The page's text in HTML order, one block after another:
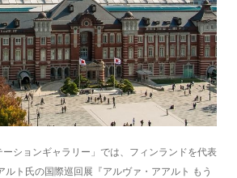
ションギャラリー」では、フィンランドを代表
ルト氏の国際巡回展『アルヴァ・アアルト もう